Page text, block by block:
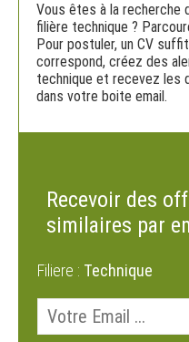
Vous êtes à la recherche
filière technique ?
Pour postuler, un CV
correspond, créez des
technique et recevez les
dans votre boite email.
Recevoir des
similaires par
Filiere : Technique